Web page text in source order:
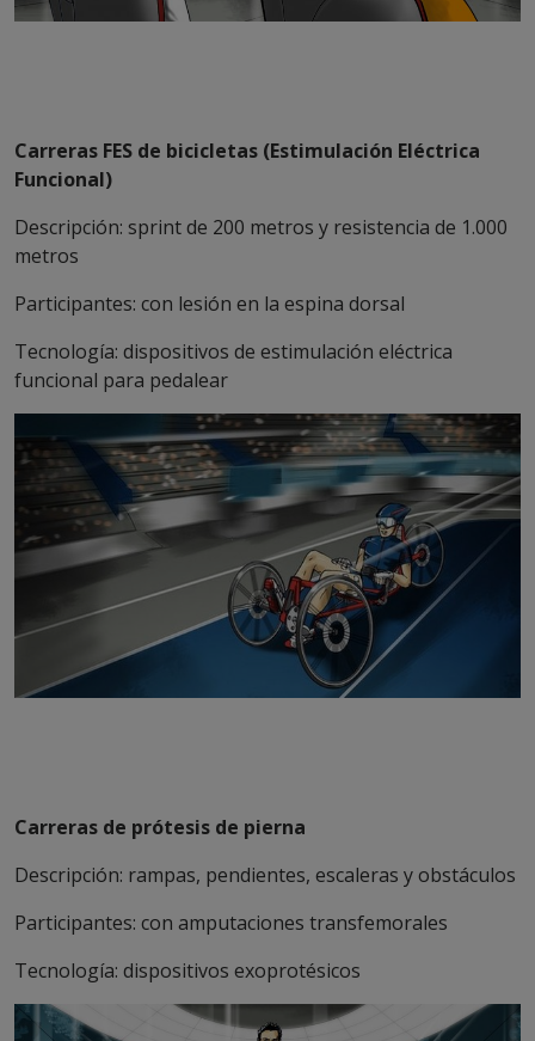
Carreras FES de bicicletas (Estimulación Eléctrica
Funcional)
Descripción: sprint de 200 metros y resistencia de 1.000
metros
Participantes: con lesión en la espina dorsal
Tecnología: dispositivos de estimulación eléctrica
funcional para pedalear
Carreras de prótesis de pierna
Descripción: rampas, pendientes, escaleras y obstáculos
Participantes: con amputaciones transfemorales
Tecnología: dispositivos exoprotésicos